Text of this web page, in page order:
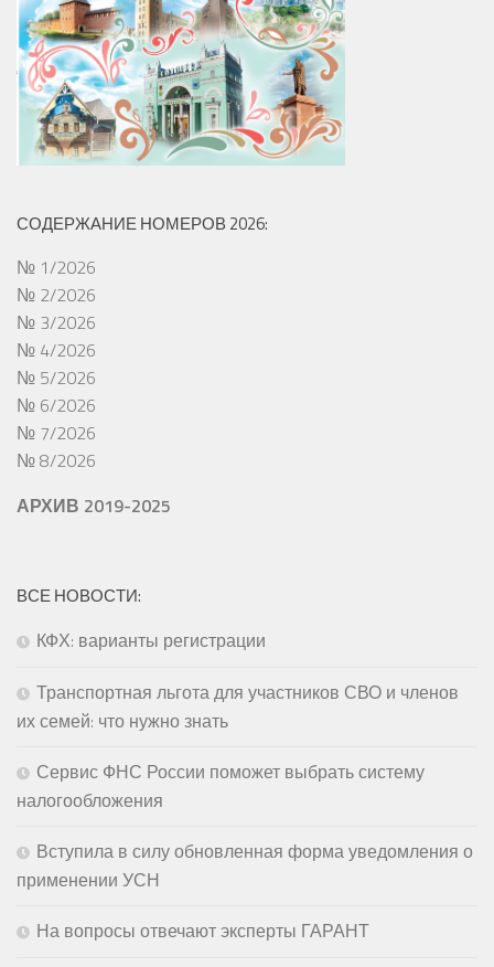
СОДЕРЖАНИЕ НОМЕРОВ 2026:
№ 1/2026
№ 2/2026
№ 3/2026
№ 4/2026
№ 5/2026
№ 6/2026
№ 7/2026
№ 8/2026
АРХИВ 2019-2025
ВСЕ НОВОСТИ:
КФХ: варианты регистрации
Транспортная льгота для участников СВО и членов
их семей: что нужно знать
Сервис ФНС России поможет выбрать систему
налогообложения
Вступила в силу обновленная форма уведомления о
применении УСН
На вопросы отвечают эксперты ГАРАНТ